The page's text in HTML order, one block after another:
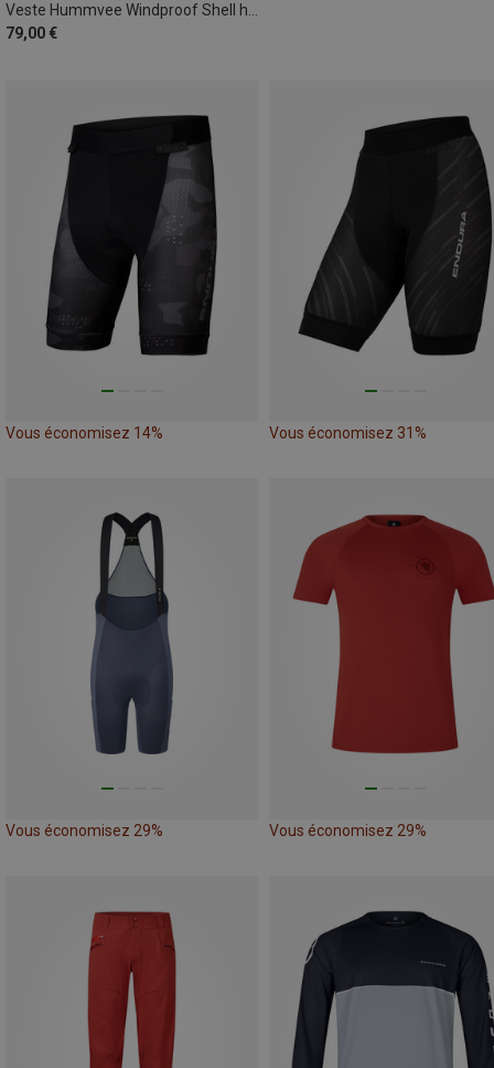
79,00 €
Vous économisez 14% Vous économisez 31%
Vous économisez 29% Vous économisez 29%